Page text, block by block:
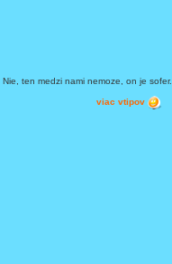
ten medzi nami nemoze, on je sofer.
viac vtipov